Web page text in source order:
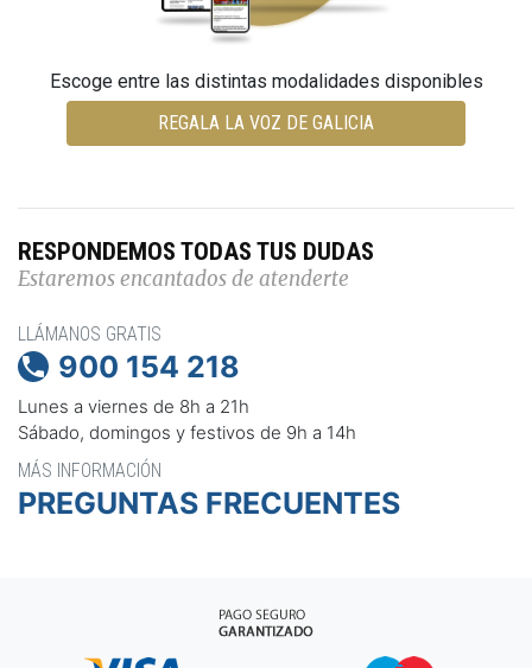
Escoge entre las distintas modalidades disponibles
REGALA LA VOZ DE GALICIA
RESPONDEMOS TODAS TUS DUDAS
Estaremos encantados de atenderte
LLÁMANOS GRATIS
 900 154 218
Lunes a viernes de 8h a 21h
Sábado, domingos y festivos de 9h a 14h
MÁS INFORMACIÓN
PREGUNTAS FRECUENTES